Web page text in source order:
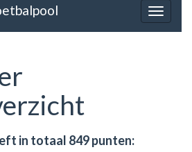
in totaal 849 punten: